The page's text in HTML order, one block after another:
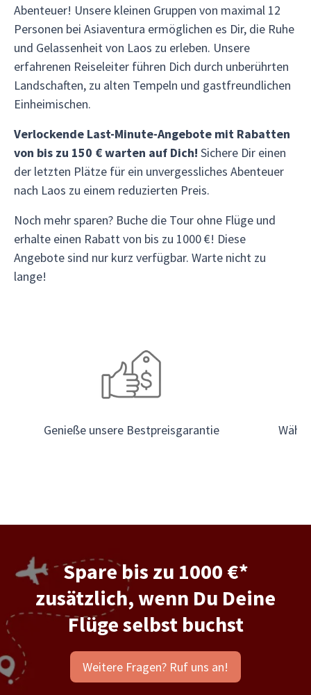
Abenteuer! Unsere kleinen Gruppen von maximal 12
Personen bei Asiaventura ermöglichen es Dir, die Ruhe
und Gelassenheit von Laos zu erleben. Unsere
erfahrenen Reiseleiter führen Dich durch unberührten
Landschaften, zu alten Tempeln und gastfreundlichen
Einheimischen.
Verlockende Last-Minute-Angebote mit Rabatten
von bis zu 150 € warten auf Dich! Sichere Dir einen
der letzten Plätze für ein unvergessliches Abenteuer
nach Laos zu einem reduzierten Preis.
Noch mehr sparen? Buche die Tour ohne Flüge und
erhalte einen Rabatt von bis zu 1000 €! Diese
Angebote sind nur kurz verfügbar. Warte nicht zu
lange!
Genieße unsere Bestpreisgarantie
Spare bis zu 1000 €*
zusätzlich, wenn Du Deine
Flüge selbst buchst
Weitere Fragen? Ruf uns an!